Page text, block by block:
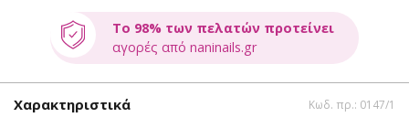
Το 98% των πελατών προτείνει
αγορές από naninails.gr
Χαρακτηριστικά Κωδ. πρ.: 0147/1